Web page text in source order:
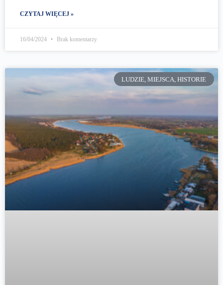
CZYTAJ WIĘCEJ »
16/04/2024 Brak komentarzy
LUDZIE, MIEJSCA, HISTORIE